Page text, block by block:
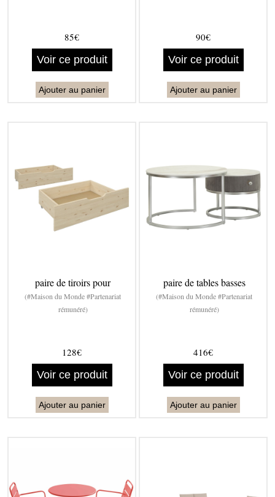
85€
Voir ce produit
Ajouter au panier
90€
Voir ce produit
Ajouter au panier
paire de tiroirs pour
(#Maison du Monde #Partenariat
rémunéré)
128€
Voir ce produit
Ajouter au panier
paire de tables basses
(#Maison du Monde #Partenariat
rémunéré)
416€
Voir ce produit
Ajouter au panier